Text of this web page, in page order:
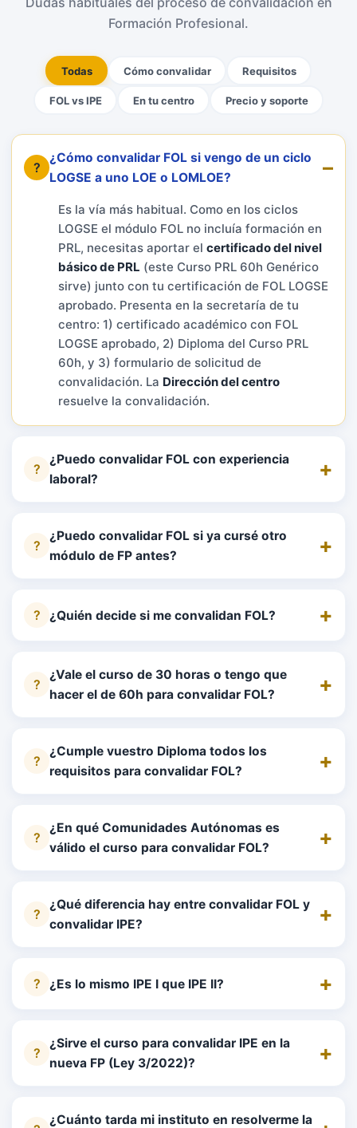
Formación Profesional.
Todas Cómo convalidar Requisitos
FOL vs IPE En tu centro Precio y soporte
¿Cómo convalidar FOL si vengo de un ciclo
LOGSE a uno LOE o LOMLOE?
Es la vía más habitual. Como en los ciclos
LOGSE el módulo FOL no incluía formación en
PRL, necesitas aportar el certificado del nivel
básico de PRL (este Curso PRL 60h Genérico
sirve) junto con tu certificación de FOL LOGSE
aprobado. Presenta en la secretaría de tu
centro: 1) certificado académico con FOL
LOGSE aprobado, 2) Diploma del Curso PRL
60h, y 3) formulario de solicitud de
convalidación. La Dirección del centro
resuelve la convalidación.
¿Puedo convalidar FOL con experiencia
laboral?
¿Puedo convalidar FOL si ya cursé otro
módulo de FP antes?
¿Quién decide si me convalidan FOL?
¿Vale el curso de 30 horas o tengo que
hacer el de 60h para convalidar FOL?
¿Cumple vuestro Diploma todos los
requisitos para convalidar FOL?
¿En qué Comunidades Autónomas es
válido el curso para convalidar FOL?
¿Qué diferencia hay entre convalidar FOL y
convalidar IPE?
¿Es lo mismo IPE I que IPE II?
¿Sirve el curso para convalidar IPE en la
nueva FP (Ley 3/2022)?
¿Cuánto tarda mi instituto en resolverme la